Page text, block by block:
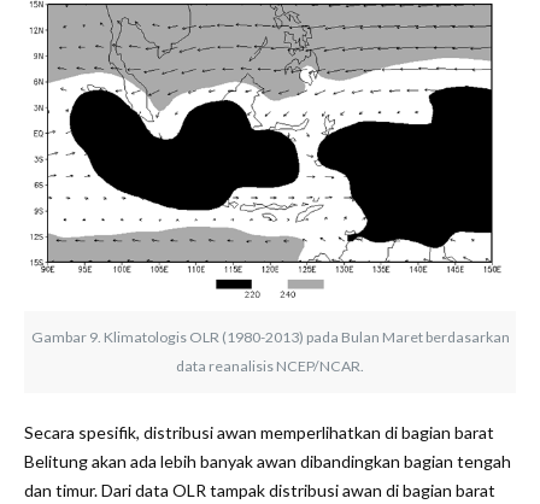
Gambar 9. Klimatologis OLR (1980-2013) pada Bulan Maret berdasarkan
data reanalisis NCEP/NCAR.
Secara spesifik, distribusi awan memperlihatkan di bagian barat
Belitung akan ada lebih banyak awan dibandingkan bagian tengah
dan timur. Dari data OLR tampak distribusi awan di bagian barat